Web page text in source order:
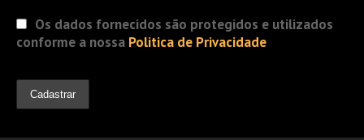
Os dados fornecidos são protegidos e utilizados
conforme a nossa Politica de Privacidade